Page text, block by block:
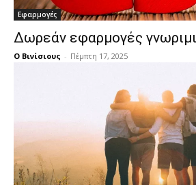
Εφαρμογές
Δωρεάν εφαρμογές
Ο Βινίσιους - Πέμπτη 17, 2025